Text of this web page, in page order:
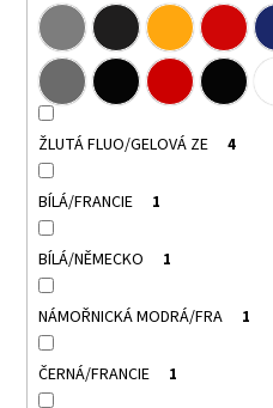
ŽLUTÁ FLUO/GELOVÁ ZE 4
BÍLÁ/FRANCIE 1
BÍLÁ/NĚMECKO 1
NÁMOŘNICKÁ MODRÁ/FRA 1
ČERNÁ/FRANCIE 1